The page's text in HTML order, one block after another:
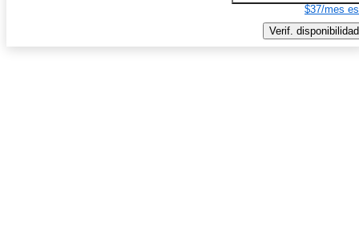
$37/mes
Verif. disponibilidad